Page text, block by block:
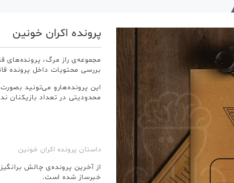
پرونده اکران خونین
مجموعه‌ی راز مرگ،
بررسی محتویات داخل پرونده
این پرونده‌هارو می‌تونید
محدودیتی در تعداد بازیکنان
داستان پرونده اکران خونین
از آخرین پرونده‌ی چالش
خبرساز شده است.